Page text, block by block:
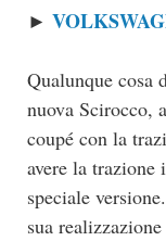
►
Qualunque cosa
nuova Scirocco,
coupé con la
avere la trazione
speciale
sua